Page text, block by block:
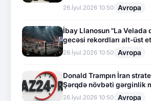
26.İyul.2026 10:50 Avropa
İbay Llanosun "La Velada
gecəsi rekordları alt-üst
26.İyul.2026 10:50 Avropa
Donald Trampın İran
Şərqdə növbəti gərginlik
26.İyul.2026 10:50 Avropa